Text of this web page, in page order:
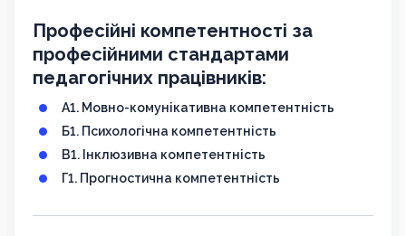
Професійні компетентності за
професійними стандартами
педагогічних працівників:
A1. Мовно-комунікативна компетентність
Б1. Психологічна компетентність
В1. Інклюзивна компетентність
Г1. Прогностична компетентність